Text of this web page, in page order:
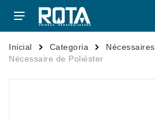
Inicial Categoria
Nécessaires
Nécessaire de Poliéster